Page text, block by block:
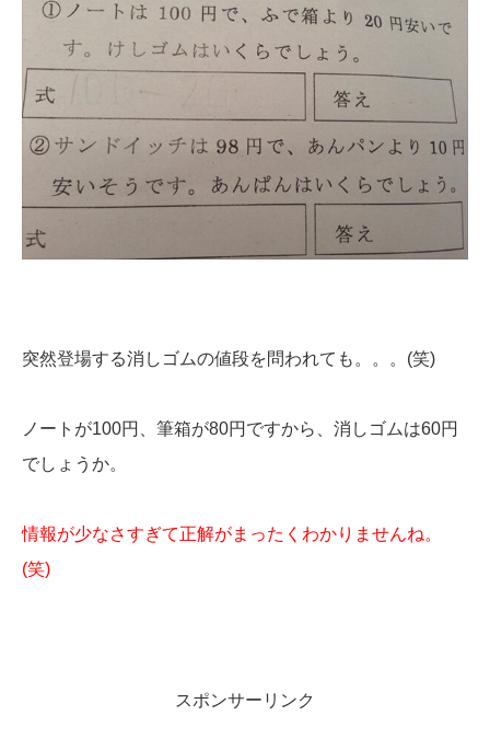
突然登場する消しゴムの値段を問われても。。。(笑)
ノートが100円、筆箱が80円ですから、消しゴムは60円
でしょうか。
情報が少なさすぎて正解がまったくわかりませんね。
(笑)
スポンサーリンク